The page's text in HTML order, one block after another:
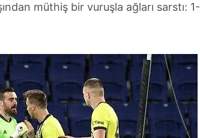
müthiş bir vuruşla ağları sarstı: 1-